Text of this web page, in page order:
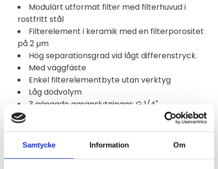
Samtycke Information Om
Modulärt utformat filter med filterhuvud i
rostfritt stål
Filterelement i keramik med en filterporositet
på 2 µm
Hög separationsgrad vid lågt differenstryck.
Med väggfäste
Enkel filterelementbyte utan verktyg
Låg dödvolym
3 gängade gasanslutningar: G 1/4"
Provgas och omgivningstemperatur: max. +180
Material i provgasberörda delar: rostfritt stål,